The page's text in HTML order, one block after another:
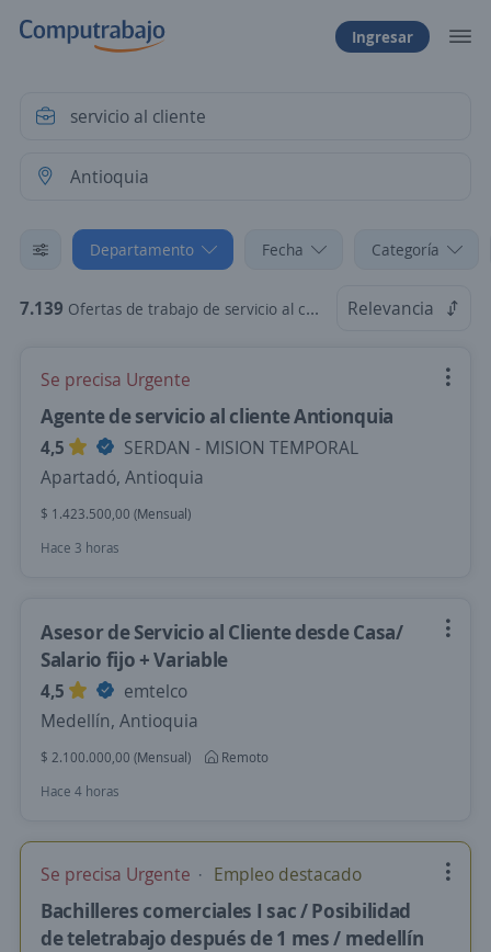
Ingresar
Departamento Fecha Categoría
7.139 Ofertas de trabajo de servicio al cliente en Antioquia Relevancia
Se precisa Urgente
Agente de servicio al cliente Antionquia
4,5
SERDAN - MISION TEMPORAL
Apartadó, Antioquia
$ 1.423.500,00 (Mensual)
Hace 3 horas
Asesor de Servicio al Cliente desde Casa/
Salario fijo + Variable
4,5
emtelco
Medellín, Antioquia
$ 2.100.000,00 (Mensual)
Remoto
Hace 4 horas
Se precisa Urgente Empleo destacado
Bachilleres comerciales I sac / Posibilidad
de teletrabajo después de 1 mes / medellín